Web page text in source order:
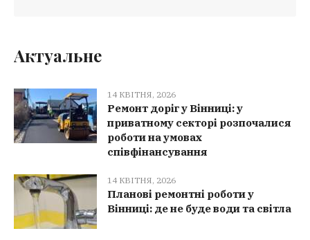
Актуальне
14 КВІТНЯ, 2026
Ремонт доріг у Вінниці: у
приватному секторі розпочалися
роботи на умовах
співфінансування
14 КВІТНЯ, 2026
Планові ремонтні роботи у
Вінниці: де не буде води та світла